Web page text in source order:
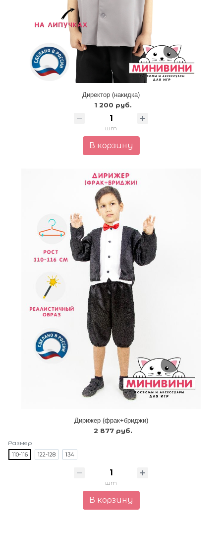
Директор (накидка)
1 200 руб.
шт
В корзину
Дирижер (фрак+бриджи)
2 877 руб.
Размер
110-116 122-128 134
шт
В корзину